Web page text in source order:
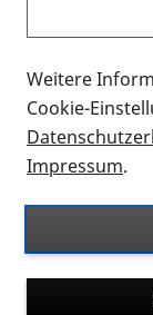
suchen und
können?
Thema
für blinde und
Auf dieser
Ort. Nutzen
nach Flyern
suchen. Die
Weitere
Cookie-
Impressum.